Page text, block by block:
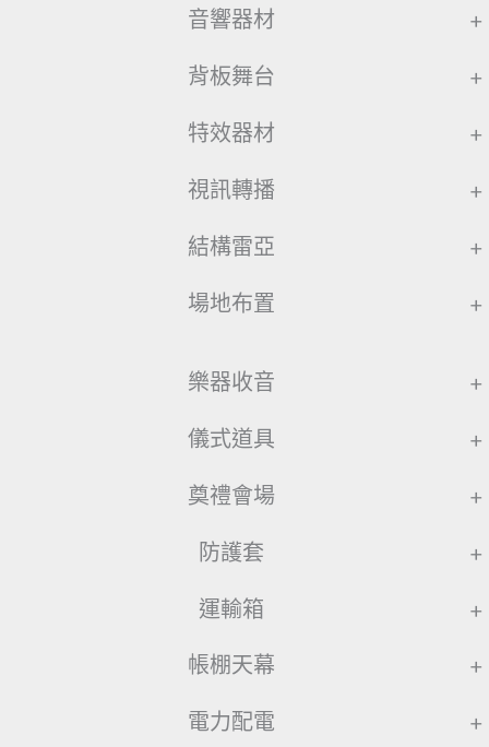
音響器材 +
背板舞台 +
特效器材 +
視訊轉播 +
結構雷亞 +
場地布置 +
樂器收音 +
儀式道具 +
奠禮會場 +
防護套 +
運輸箱 +
帳棚天幕 +
電力配電 +